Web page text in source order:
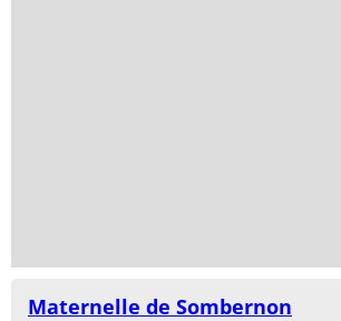
Maternelle de Sombernon